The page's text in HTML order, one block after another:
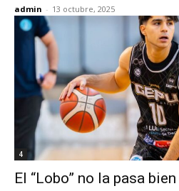
admin - 13 octubre, 2025
4
El “Lobo” no la pasa